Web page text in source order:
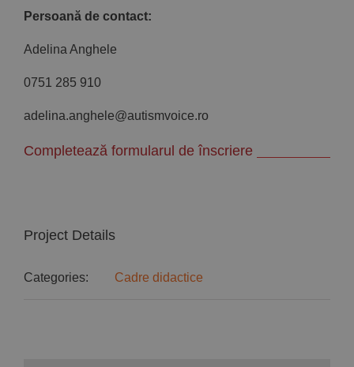
Persoană de contact:
Adelina Anghele
0751 285 910
adelina.anghele@autismvoice.ro
Completează formularul de înscriere
Project Details
Categories: Cadre didactice